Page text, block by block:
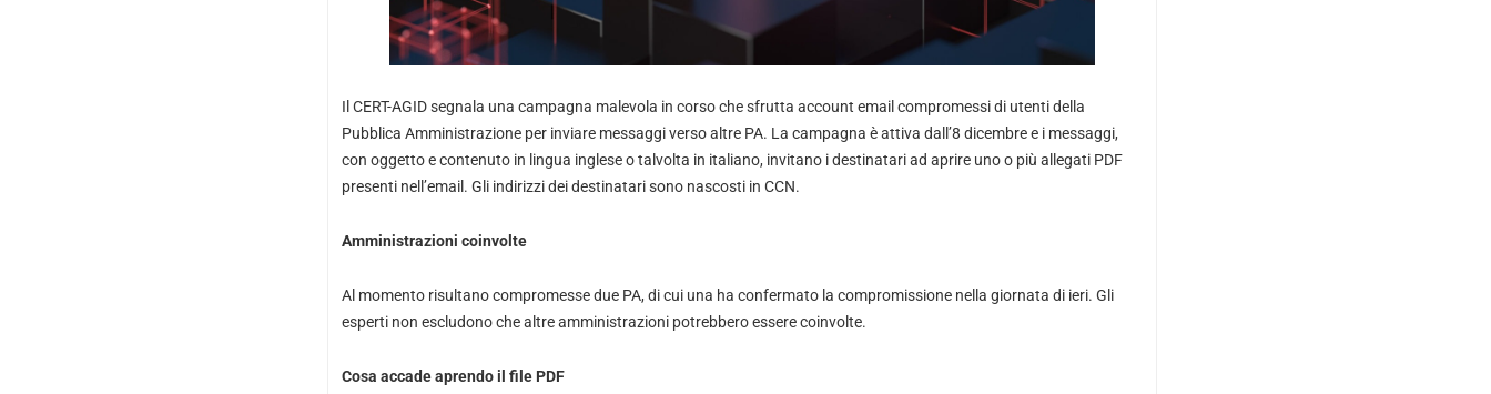
Il CERT-AGID segnala una campagna malevola in corso che sfrutta account email compromessi di utenti della
Pubblica Amministrazione per inviare messaggi verso altre PA. La campagna è attiva dall’8 dicembre e i messaggi,
con oggetto e contenuto in lingua inglese o talvolta in italiano, invitano i destinatari ad aprire uno o più allegati PDF
presenti nell’email. Gli indirizzi dei destinatari sono nascosti in CCN.
Amministrazioni coinvolte
Al momento risultano compromesse due PA, di cui una ha confermato la compromissione nella giornata di ieri. Gli
esperti non escludono che altre amministrazioni potrebbero essere coinvolte.
Cosa accade aprendo il file PDF